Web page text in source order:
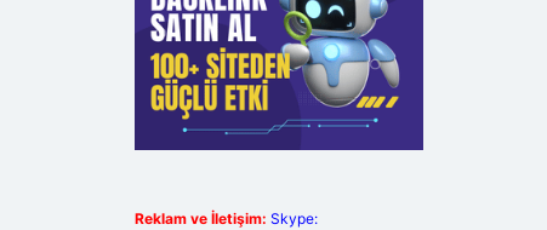
Reklam ve İletişim: Skype: